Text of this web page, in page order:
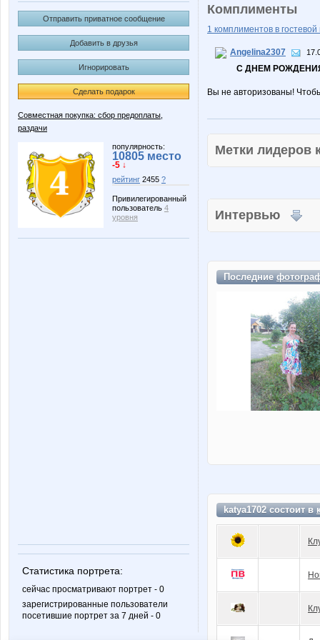
Отправить приватное сообщение
Добавить в друзья
Игнорировать
Сделать подарок
Совместная покупка: сбор предоплаты,
раздачи
популярность:
10805 место
-5 ↓
рейтинг 2455 ?
Привилегированный
пользователь 4
уровня
Статистика портрета:
сейчас просматривают портрет - 0
зарегистрированные пользователи
посетившие портрет за 7 дней - 0
Комплименты
1 комплиментов в гостевой
Angelina2307
С ДНЕМ
Вы не авторизованы!
Метки
Интервью
Последние
katya1702 состоит в